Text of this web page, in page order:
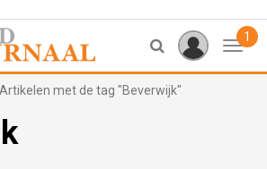
1
Artikelen met de tag "Beverwijk"